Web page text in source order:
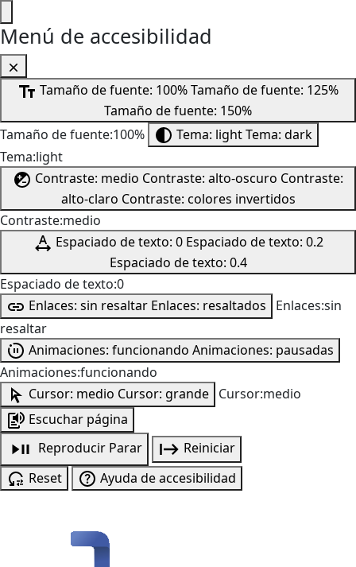
Menú de accesibilidad
Tamaño de fuente: 100%Tamaño de fuente: 125%
Tamaño de fuente: 150%
Tamaño de fuente:100%
Tema: lightTema: dark
Tema:light
Contraste: medio Contraste: alto-oscuro Contraste:
alto-claro Contraste: colores invertidos
Contraste:medio
Espaciado de texto: 0 Espaciado de texto: 0.2
Espaciado de texto: 0.4
Espaciado de texto:0
Enlaces: sin resaltar Enlaces: resaltados
Enlaces:sin
resaltar
Animaciones: funcionando Animaciones: pausadas
Animaciones:funcionando
Cursor: medio Cursor: grande Cursor:medio
Escuchar página
Reproducir Parar
Reiniciar
Reset
Ayuda de accesibilidad